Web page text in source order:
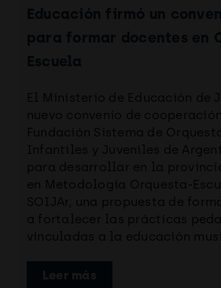
El Ministerio de Educación de
nuevo convenio de
Fundación Sistema de
Infantiles y Juveniles de
para desarrollar en la
en Metodología Orquesta-
SOIJAr, una propuesta de
a fortalecer las prácticas
vinculadas a la educación